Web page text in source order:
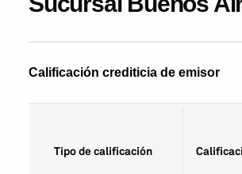
Calificación crediticia de emisor
Tipo de calificación